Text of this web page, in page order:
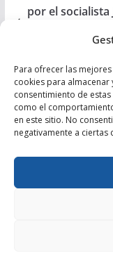
Para ofrecer las
cookies para
consentimiento de
como el
en este sitio. No
negativamente a ciertas
por el
El
Declaración y
todos los